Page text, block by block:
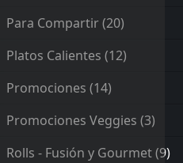
Para Compartir(20)
Platos Calientes (12)
Promociones (14)
Promociones Veggies (3)
Rolls - Fusión y Gourmet(9)